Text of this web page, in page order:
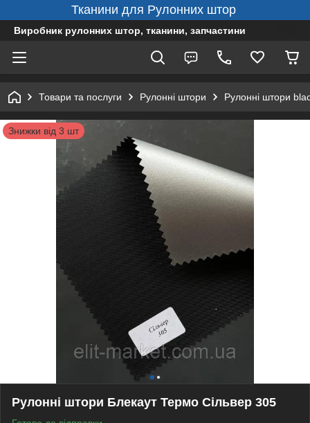
Тканини для Рулонних штор
Виробник рулонних штор, тканини, запчастини
Товари та послуги Рулонні штори Рулонні штори
Знижки від 3 шт
Рулонні штори Блекаут Термо Сільвер 305